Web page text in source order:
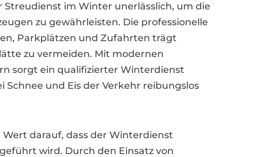
Streudienst im Winter unerlässlich, um die
zu gewährleisten. Die professionelle
Parkplätzen und Zufahrten trägt
zu vermeiden. Mit modernen
sorgt ein qualifizierter Winterdienst
Schnee und Eis der Verkehr reibungslos
darauf, dass der Winterdienst
wird. Durch den Einsatz von